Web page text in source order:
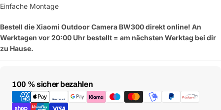
Einfache Montage
Bestell die Xiaomi Outdoor Camera BW300 direkt online! An
Werktagen vor 20:00 Uhr bestellt = am nächsten Werktag bei dir
zu Hause.
100 % sicher bezahlen
Zahlungsmethoden
Nachricht
Frage absenden